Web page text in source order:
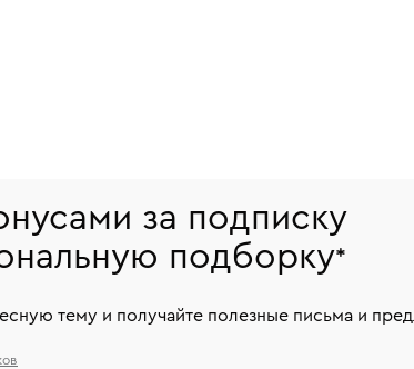
за подписку
подборку*
тему и получайте полезные письма и